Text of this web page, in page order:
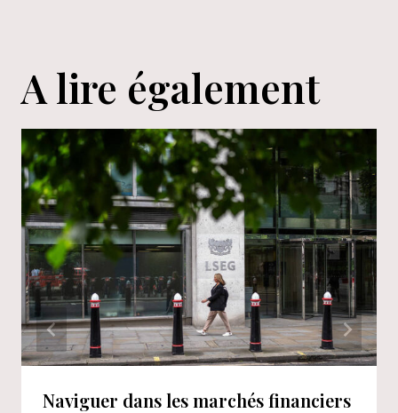
A lire également
Naviguer dans les marchés financiers